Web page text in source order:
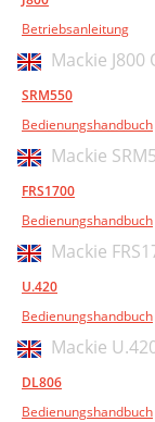
Betriebsanleitung
Mackie
SRM550
Bedienungshandbuch
Mackie
FRS1700
Bedienungshandbuch
Mackie
U.420
Bedienungshandbuch
Mackie
DL806
Bedienungshandbuch